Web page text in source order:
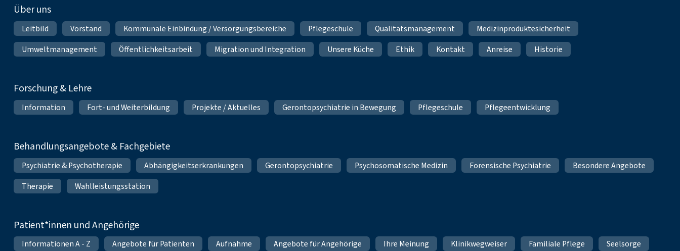
Über uns
Leitbild Vorstand Kommunale Einbindung / Versorgungsbereiche Pflegeschule Qualitätsmanagement
Medizinproduktesicherheit
Umweltmanagement
Öffentlichkeitsarbeit Migration und Integration Unsere Küche Ethik Kontakt Anreise Historie
Forschung & Lehre
Information Fort- und Weiterbildung Projekte / Aktuelles Gerontopsychiatrie in Bewegung Pflegeschule Pflegeentwicklung
Behandlungsangebote & Fachgebiete
Psychiatrie & Psychotherapie Abhängigkeitserkrankungen Gerontopsychiatrie Psychosomatische Medizin Forensische Psychiatrie
Besondere Angebote
Therapie
Wahlleistungsstation
Patient*innen und Angehörige
Informationen A - Z Angebote für Patienten Aufnahme Angebote für Angehörige Ihre Meinung Klinikwegweiser Familiale Pflege
Seelsorge